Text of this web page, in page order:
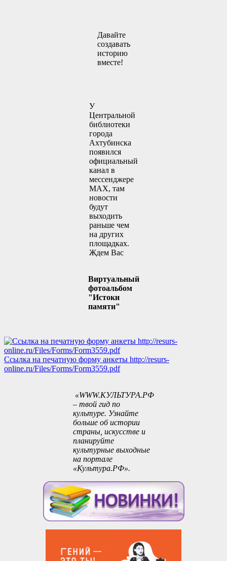
Давайте
создавать
историю
вместе!
У
Центральной
библиотеки
города
Ахтубинска
появился
официальный
канал в
мессенджере
MAX, там
новости
будут
выходить
раньше чем
на других
площадках.
Ждем Вас
Виртуальный
фотоальбом
"Истоки
памяти"
Ссылка на печатную форму анкеты http://resurs-
online.ru/Files/Forms/Form3559.pdf
«WWW.КУЛЬТУРА.РФ
– твой гид по
культуре. Узнайте
больше об истории
страны, искусстве и
планируйте
культурные выходные
на портале
«Культура.РФ».